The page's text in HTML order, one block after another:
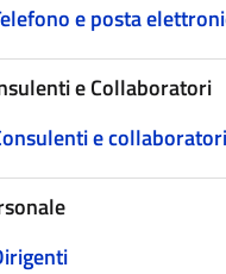
e posta
e Collaboratori
e collaboratori